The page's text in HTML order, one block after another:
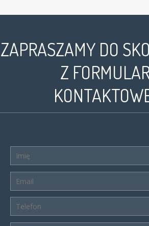
ZAPRASZAMY DO
Z